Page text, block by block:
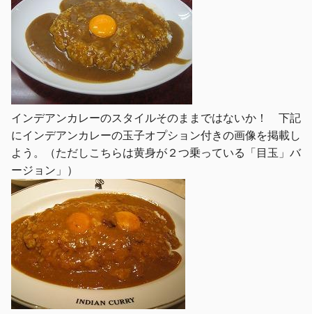
インデアンカレーのスタイルそのままではないか！ 下記
にインデアンカレーの玉子オプション付きの画像を掲載し
よう。（ただしこちらは黄身が２つ乗っている「目玉」バ
ージョン」）